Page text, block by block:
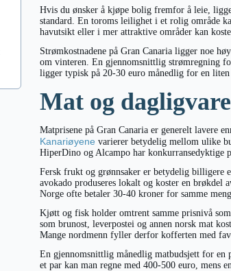
Hvis du ønsker å kjøpe bolig fremfor å leie,
standard. En toroms leilighet i et rolig område
havutsikt eller i mer attraktive områder kan
Strømkostnadene på Gran Canaria ligger noe
om vinteren. En gjennomsnittlig strømregning
ligger typisk på 20-30 euro månedlig for en
Mat og
Matprisene på Gran Canaria er generelt lavere
Kanariøyene varierer betydelig mellom ulike
HiperDino og Alcampo har konkurransedyktige
Fersk frukt og grønnsaker er betydelig billigere
avokado produseres lokalt og koster en brøkdel
Norge ofte betaler 30-40 kroner for samme
Kjøtt og fisk holder omtrent samme prisnivå
som brunost, leverpostei og annen norsk mat
Mange nordmenn fyller derfor kofferten med
En gjennomsnittlig månedlig matbudsjett for en
et par kan man regne med 400-500 euro, mens